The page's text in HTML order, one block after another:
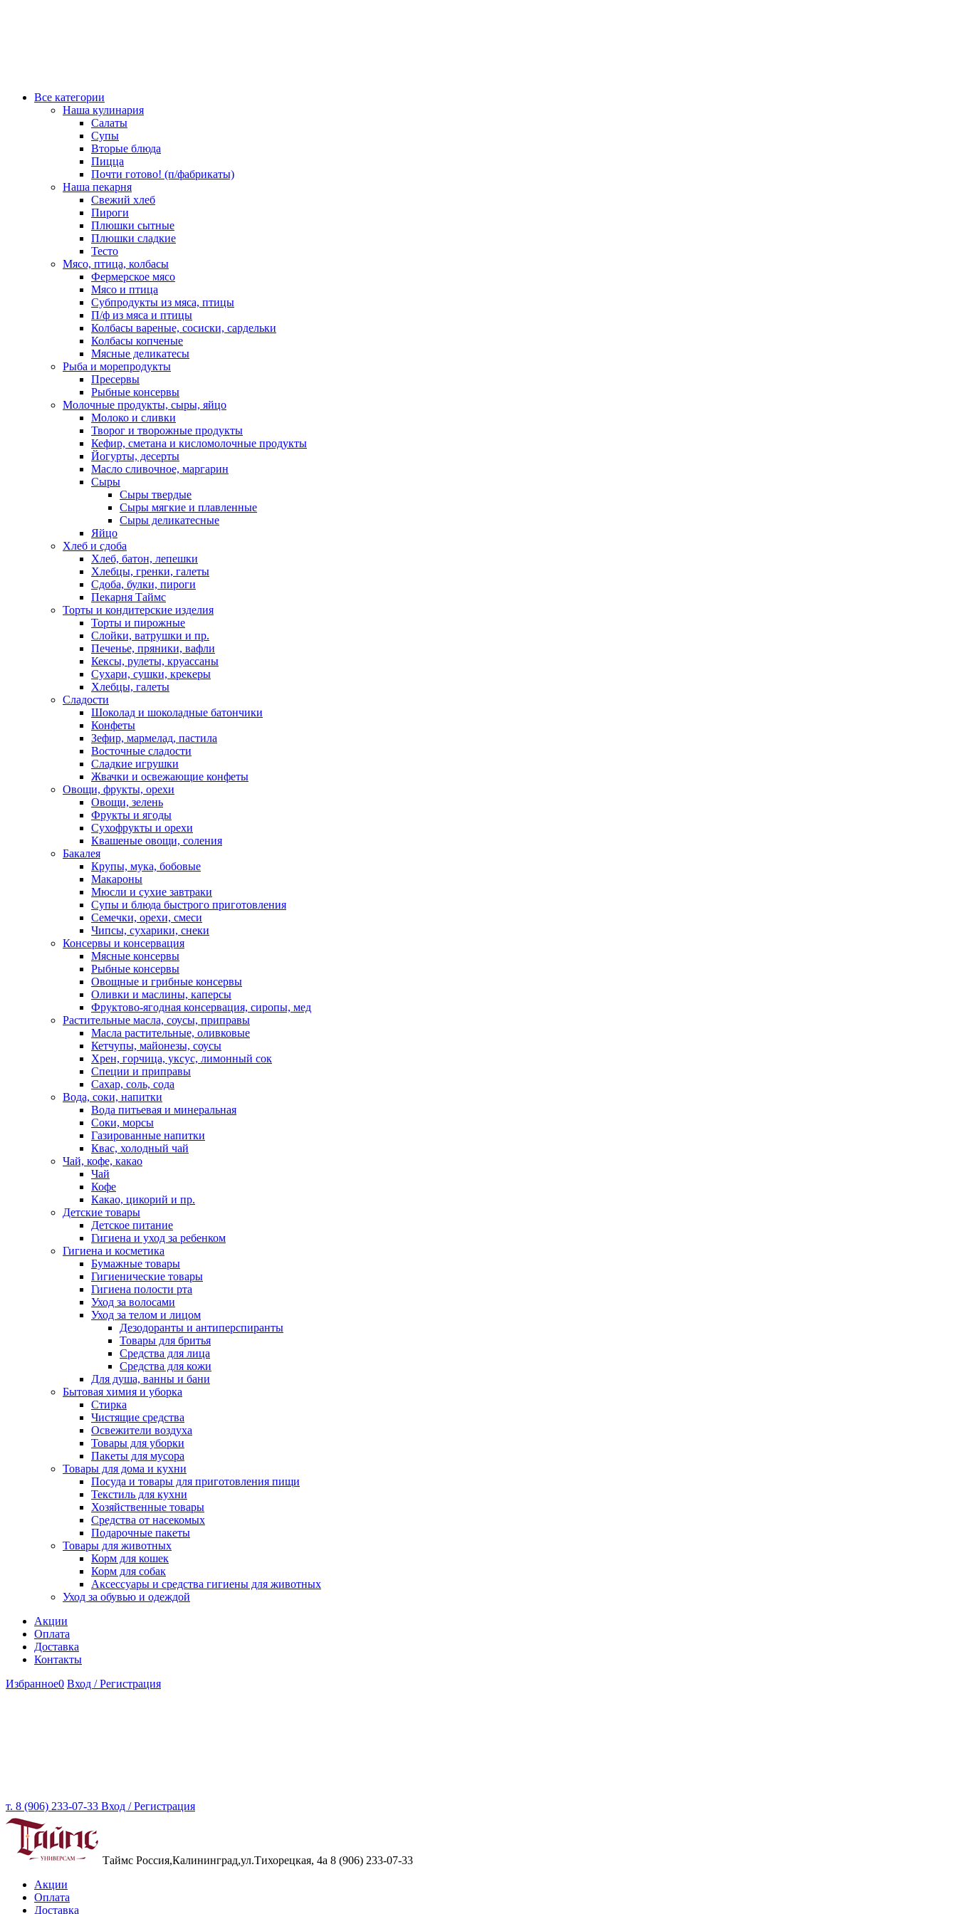
Все категории
Наша кулинария
Салаты
Супы
Вторые блюда
Пицца
Почти готово! (п/фабрикаты)
Наша пекарня
Свежий хлеб
Пироги
Плюшки сытные
Плюшки сладкие
Тесто
Мясо, птица, колбасы
Фермерское мясо
Мясо и птица
Субпродукты из мяса, птицы
П/ф из мяса и птицы
Колбасы вареные, сосиски, сардельки
Колбасы копченые
Мясные деликатесы
Рыба и морепродукты
Пресервы
Рыбные консервы
Молочные продукты, сыры, яйцо
Молоко и сливки
Творог и творожные продукты
Кефир, сметана и кисломолочные продукты
Йогурты, десерты
Масло сливочное, маргарин
Сыры
Сыры твердые
Сыры мягкие и плавленные
Сыры деликатесные
Яйцо
Хлеб и сдоба
Хлеб, батон, лепешки
Хлебцы, гренки, галеты
Сдоба, булки, пироги
Пекарня Таймс
Торты и кондитерские изделия
Торты и пирожные
Слойки, ватрушки и пр.
Печенье, пряники, вафли
Кексы, рулеты, круассаны
Сухари, сушки, крекеры
Хлебцы, галеты
Сладости
Шоколад и шоколадные батончики
Конфеты
Зефир, мармелад, пастила
Восточные сладости
Сладкие игрушки
Жвачки и освежающие конфеты
Овощи, фрукты, орехи
Овощи, зелень
Фрукты и ягоды
Сухофрукты и орехи
Квашеные овощи, соления
Бакалея
Крупы, мука, бобовые
Макароны
Мюсли и сухие завтраки
Супы и блюда быстрого приготовления
Семечки, орехи, смеси
Чипсы, сухарики, снеки
Консервы и консервация
Мясные консервы
Рыбные консервы
Овощные и грибные консервы
Оливки и маслины, каперсы
Фруктово-ягодная консервация, сиропы, мед
Растительные масла, соусы, приправы
Масла растительные, оливковые
Кетчупы, майонезы, соусы
Хрен, горчица, уксус, лимонный сок
Специи и приправы
Сахар, соль, сода
Вода, соки, напитки
Вода питьевая и минеральная
Соки, морсы
Газированные напитки
Квас, холодный чай
Чай, кофе, какао
Чай
Кофе
Какао, цикорий и пр.
Детские товары
Детское питание
Гигиена и уход за ребенком
Гигиена и косметика
Бумажные товары
Гигиенические товары
Гигиена полости рта
Уход за волосами
Уход за телом и лицом
Дезодоранты и антиперспиранты
Товары для бритья
Средства для лица
Средства для кожи
Для душа, ванны и бани
Бытовая химия и уборка
Стирка
Чистящие средства
Освежители воздуха
Товары для уборки
Пакеты для мусора
Товары для дома и кухни
Посуда и товары для приготовления пищи
Текстиль для кухни
Хозяйственные товары
Средства от насекомых
Подарочные пакеты
Товары для животных
Корм для кошек
Корм для собак
Аксессуары и средства гигиены для животных
Уход за обувью и одеждой
Акции
Оплата
Доставка
Контакты
Избранное0 Вход / Регистрация
т. 8 (906) 233-07-33 Вход / Регистрация
Таймс Россия,Калининград,ул.Тихорецкая, 4а 8 (906) 233-07-33
Акции
Оплата
Доставка